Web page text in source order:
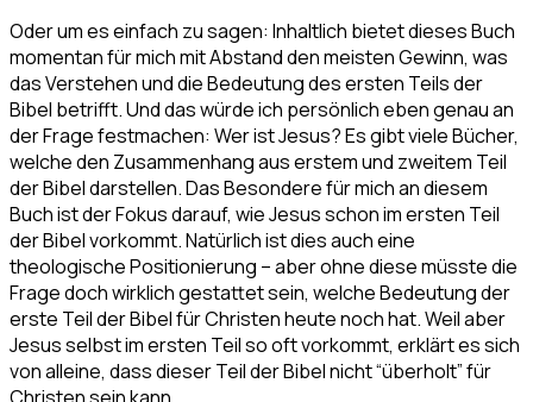
Oder um es einfach zu sagen: Inhaltlich bietet dieses Buch
momentan für mich mit Abstand den meisten Gewinn, was
das Verstehen und die Bedeutung des ersten Teils der
Bibel betrifft. Und das würde ich persönlich eben genau an
der Frage festmachen: Wer ist Jesus? Es gibt viele Bücher,
welche den Zusammenhang aus erstem und zweitem Teil
der Bibel darstellen. Das Besondere für mich an diesem
Buch ist der Fokus darauf, wie Jesus schon im ersten Teil
der Bibel vorkommt. Natürlich ist dies auch eine
theologische Positionierung – aber ohne diese müsste die
Frage doch wirklich gestattet sein, welche Bedeutung der
erste Teil der Bibel für Christen heute noch hat. Weil aber
Jesus selbst im ersten Teil so oft vorkommt, erklärt es sich
von alleine, dass dieser Teil der Bibel nicht “überholt” für